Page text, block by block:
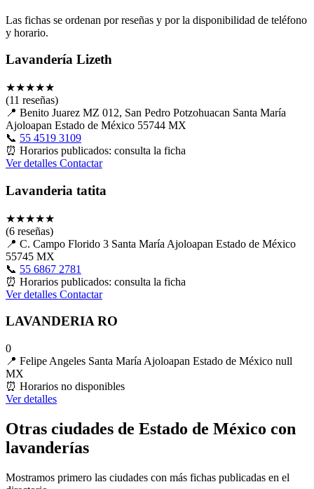
Las fichas se ordenan por reseñas y por la disponibilidad de teléfono
y horario.
Lavandería Lizeth
★★★★★
(11 reseñas)
📍 Benito Juarez MZ 012, San Pedro Potzohuacan Santa María
Ajoloapan Estado de México 55744 MX
📞 55 4519 3109
⏰ Horarios publicados: consulta la ficha
Ver detalles Contactar
Lavanderia tatita
★★★★★
(6 reseñas)
📍 C. Campo Florido 3 Santa María Ajoloapan Estado de México
55745 MX
📞 55 6867 2781
⏰ Horarios publicados: consulta la ficha
Ver detalles Contactar
LAVANDERIA RO
0
📍 Felipe Angeles Santa María Ajoloapan Estado de México null
MX
⏰ Horarios no disponibles
Ver detalles
Otras ciudades de Estado de México con
lavanderías
Mostramos primero las ciudades con más fichas publicadas en el